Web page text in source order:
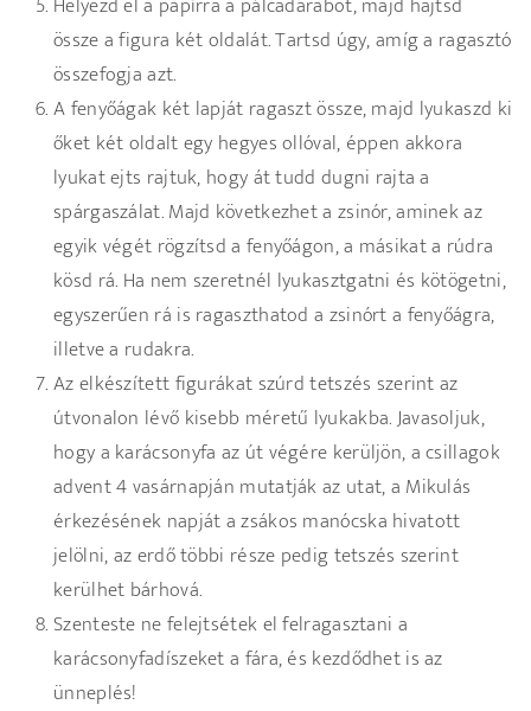
össze a figura két oldalát. Tartsd úgy, amíg a ragasztó
összefogja azt.
A fenyőágak két lapját ragaszt össze, majd lyukaszd ki
őket két oldalt egy hegyes ollóval, éppen akkora
lyukat ejts rajtuk, hogy át tudd dugni rajta a
spárgaszálat. Majd következhet a zsinór, aminek az
egyik végét rögzítsd a fenyőágon, a másikat a rúdra
kösd rá. Ha nem szeretnél lyukasztgatni és kötögetni,
egyszerűen rá is ragaszthatod a zsinórt a fenyőágra,
illetve a rudakra.
Az elkészített figurákat szúrd tetszés szerint az
útvonalon lévő kisebb méretű lyukakba. Javasoljuk,
hogy a karácsonyfa az út végére kerüljön, a csillagok
advent 4 vasárnapján mutatják az utat, a Mikulás
érkezésének napját a zsákos manócska hivatott
jelölni, az erdő többi része pedig tetszés szerint
kerülhet bárhová.
Szenteste ne felejtsétek el felragasztani a
karácsonyfadíszeket a fára, és kezdődhet is az
ünneplés!